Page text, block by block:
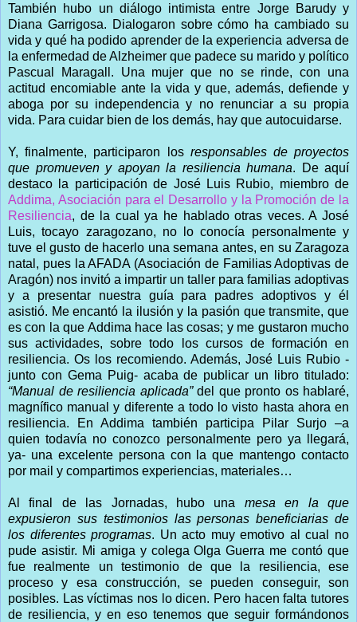
También hubo un diálogo intimista entre Jorge Barudy y
Diana Garrigosa. Dialogaron sobre cómo ha cambiado su
vida y qué ha podido aprender de la experiencia adversa de
la enfermedad de Alzheimer que padece su marido y político
Pascual Maragall. Una mujer que no se rinde, con una
actitud encomiable ante la vida y que, además, defiende y
aboga por su independencia y no renunciar a su propia
vida. Para cuidar bien de los demás, hay que autocuidarse.
Y, finalmente, participaron los responsables de proyectos
que promueven y apoyan la resiliencia humana. De aquí
destaco la participación de José Luis Rubio, miembro de
Addima, Asociación para el Desarrollo y la Promoción de la
Resiliencia, de la cual ya he hablado otras veces. A José
Luis, tocayo zaragozano, no lo conocía personalmente y
tuve el gusto de hacerlo una semana antes, en su Zaragoza
natal, pues la AFADA (Asociación de Familias Adoptivas de
Aragón) nos invitó a impartir un taller para familias adoptivas
y a presentar nuestra guía para padres adoptivos y él
asistió. Me encantó la ilusión y la pasión que transmite, que
es con la que Addima hace las cosas; y me gustaron mucho
sus actividades, sobre todo los cursos de formación en
resiliencia. Os los recomiendo. Además, José Luis Rubio -
junto con Gema Puig- acaba de publicar un libro titulado:
“Manual de resiliencia aplicada”del que pronto os hablaré,
magnífico manual y diferente a todo lo visto hasta ahora en
resiliencia. En Addima también participa Pilar Surjo –a
quien todavía no conozco personalmente pero ya llegará,
ya- una excelente persona con la que mantengo contacto
por mail y compartimos experiencias, materiales…
Al final de las Jornadas, hubo una mesa en la que
expusieron sus testimonios las personas beneficiarias de
los diferentes programas. Un acto muy emotivo al cual no
pude asistir. Mi amiga y colega Olga Guerra me contó que
fue realmente un testimonio de que la resiliencia, ese
proceso y esa construcción, se pueden conseguir, son
posibles. Las víctimas nos lo dicen. Pero hacen falta tutores
de resiliencia, y en eso tenemos que seguir formándonos